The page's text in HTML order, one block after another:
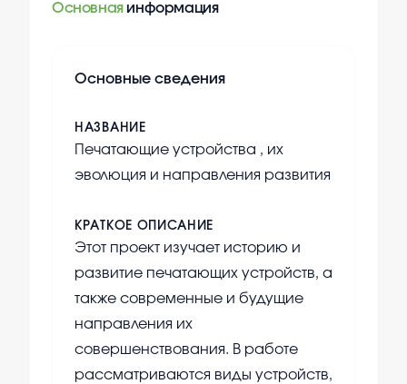
Основная информация
Основные сведения
НАЗВАНИЕ
Печатающие устройства , их
эволюция и направления развития
КРАТКОЕ ОПИСАНИЕ
Этот проект изучает историю и
развитие печатающих устройств, а
также современные и будущие
направления их
совершенствования. В работе
рассматриваются виды устройств,